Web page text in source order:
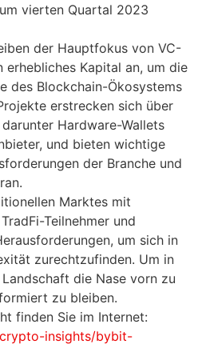
vierten Quartal 2023
der Hauptfokus von VC-
erhebliches Kapital an, um die
des Blockchain-Ökosystems
erstrecken sich über
Hardware-Wallets
und bieten wichtige
der Branche und
Marktes mit
Teilnehmer und
um sich in
zurechtzufinden. Um in
die Nase vorn zu
zu bleiben.
finden Sie im Internet:
insights/bybit-